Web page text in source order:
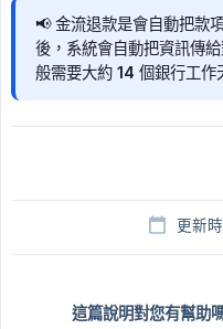
📢 金流退款是會自動把款
後，系統會自動把資訊傳
般需要大約 14 個銀行工
更新
這篇說明對您有幫助